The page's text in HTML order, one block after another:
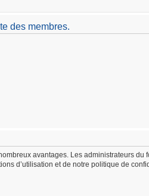
des membres.
avantages. Les administrateurs
d’utilisation et de notre politique de